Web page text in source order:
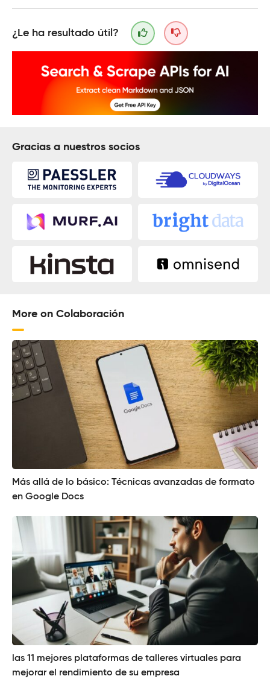
¿Le ha resultado útil?
Gracias a nuestros socios
More on Colaboración
Más allá de lo básico: Técnicas avanzadas de formato
en Google Docs
las 11 mejores plataformas de talleres virtuales para
mejorar el rendimiento de su empresa